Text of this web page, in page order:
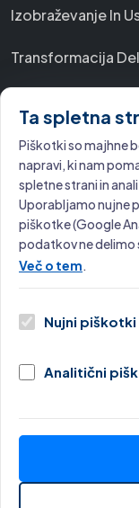
Izobraževanje In
Transformacija
Kontaktni
Lokacija:
Ljubljana,
E-Pošta:
✉ Prikaži e-
LinkedIn:
Ta spletna
Piškotki so majhne
napravi, ki nam
spletne strani in
Uporabljamo nujne
piškotke (Google
podatkov ne delimo
Več o tem.
Nujni piškotki
Analitični